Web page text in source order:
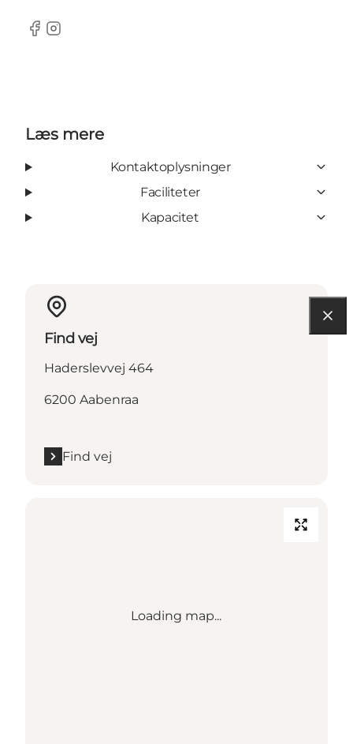
Facebook
Instagram
Læs mere
Kontaktoplysninger
Faciliteter
Kapacitet
Find vej
Haderslevvej 464
6200 Aabenraa
Find vej
Loading map...